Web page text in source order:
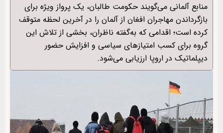
منابع آلمانی می‌گویند حکومت طالبان، یک پرواز ویژه برای
بازگرداندن مهاجران افغان از آلمان را در آخرین لحظه متوقف
کرده است؛ اقدامی که به‌گفته ناظران، بخشی از تلاش این
گروه برای کسب امتیازهای سیاسی و افزایش حضور
دیپلماتیک در اروپا ارزیابی می‌شود.